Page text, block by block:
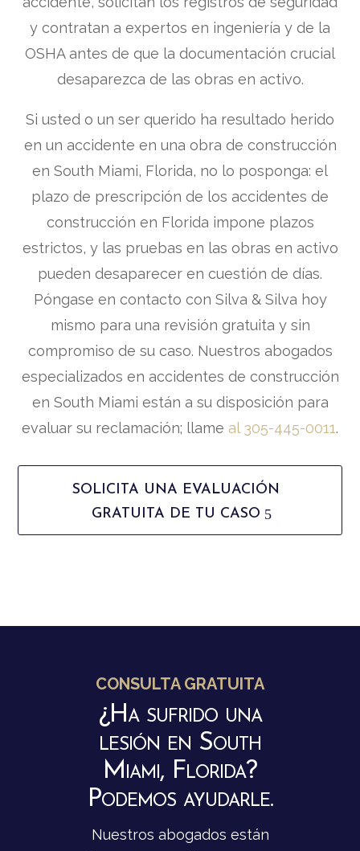
y contratan a expertos en ingeniería y de la
OSHA antes de que la documentación crucial
desaparezca de las obras en activo.
Si usted o un ser querido ha resultado herido
en un accidente en una obra de construcción
en South Miami, Florida, no lo posponga: el
plazo de prescripción de los accidentes de
construcción en Florida impone plazos
estrictos, y las pruebas en las obras en activo
pueden desaparecer en cuestión de días.
Póngase en contacto con Silva & Silva hoy
mismo para una revisión gratuita y sin
compromiso de su caso. Nuestros abogados
especializados en accidentes de construcción
en South Miami están a su disposición para
evaluar su reclamación; llame al 305-445-0011.
SOLICITA UNA EVALUACIÓN
GRATUITA DE TU CASO
CONSULTA GRATUITA
¿Ha sufrido una
lesión en South
Miami, Florida?
Podemos ayudarle.
Nuestros abogados están